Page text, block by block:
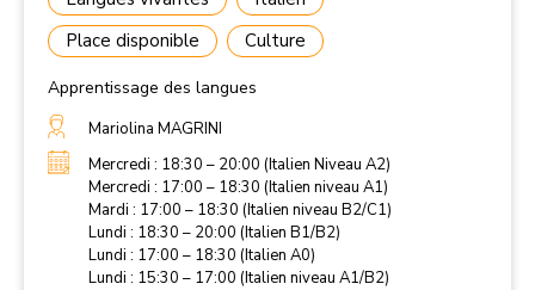
Place disponible
Culture
Apprentissage des langues
Mariolina MAGRINI
Mercredi : 18:30 – 20:00 (Italien Niveau A2)
Mercredi : 17:00 – 18:30 (Italien niveau A1)
Mardi : 17:00 – 18:30 (Italien niveau B2/C1)
Lundi : 18:30 – 20:00 (Italien B1/B2)
Lundi : 17:00 – 18:30 (Italien A0)
Lundi : 15:30 – 17:00 (Italien niveau A1/B2)